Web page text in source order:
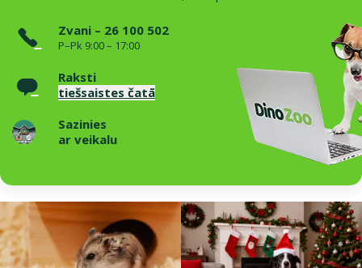
Zvani – 26 100 502
P–Pk 9:00 – 17:00
Raksti
tiešsaistes čatā
Sazinies
ar veikalu